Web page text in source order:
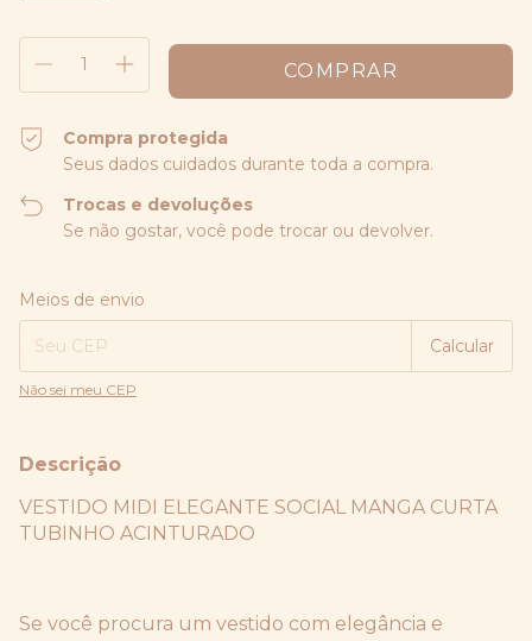
Compra protegida
Seus dados cuidados durante toda a compra.
Trocas e devoluções
Se não gostar, você pode trocar ou devolver.
Entregas para o CEP:
Meios de envio
Calcular
Não sei meu CEP
Descrição
VESTIDO MIDI ELEGANTE SOCIAL MANGA CURTA
TUBINHO ACINTURADO
Se você procura um vestido com elegância e